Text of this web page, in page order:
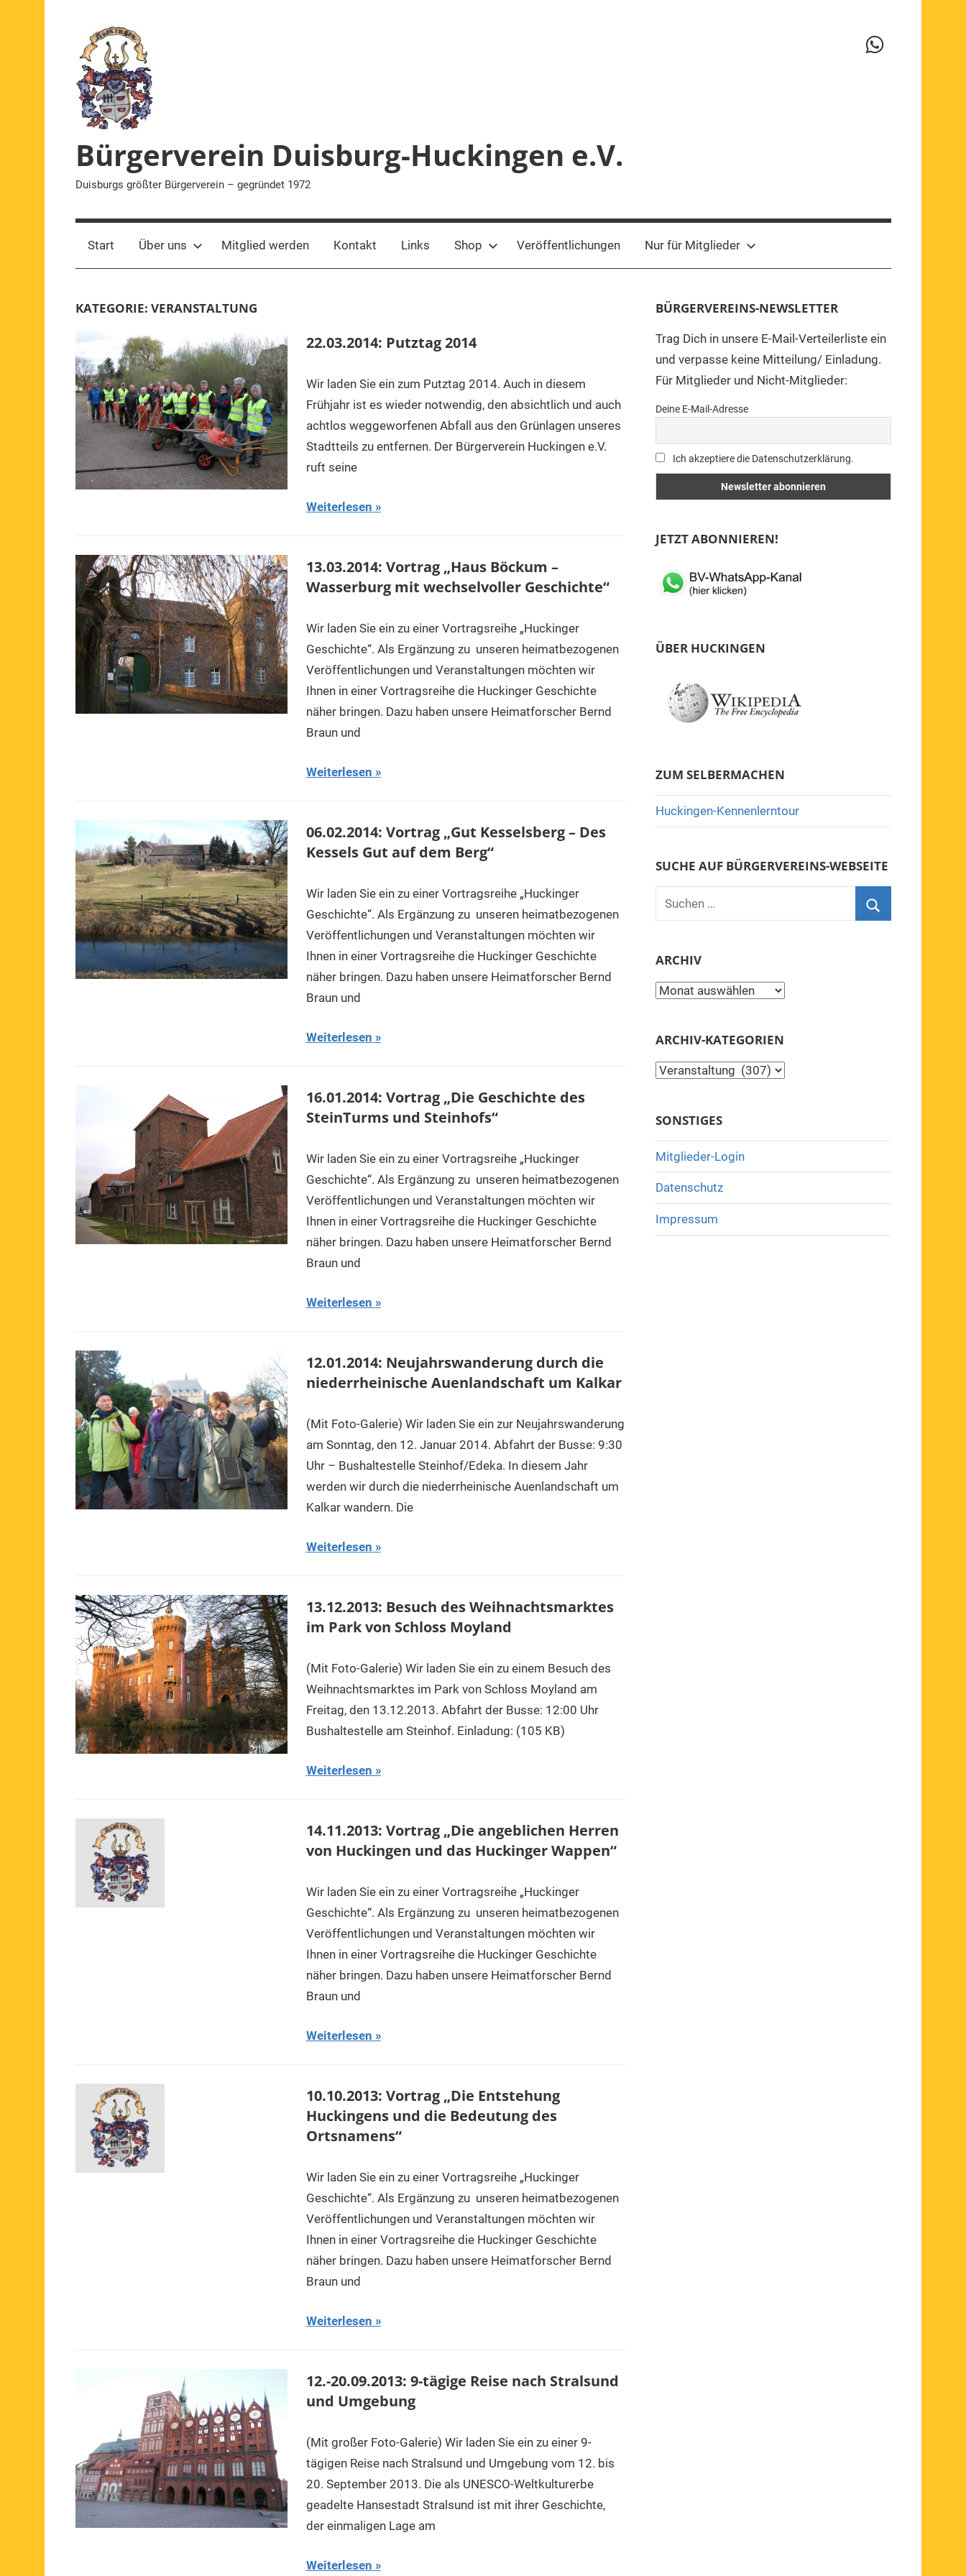
Bürgerverein Duisburg-Huckingen e.V.
Duisburgs größter Bürgerverein – gegründet 1972
WhatsApp-
Start Über uns Mitglied werden Kontakt Links Shop Veröffentlichungen Nur für Mitglieder
KATEGORIE: VERANSTALTUNG
22.03.2014: Putztag 2014
Wir laden Sie ein zum Putztag 2014. Auch in diesem
Frühjahr ist es wieder notwendig, den absichtlich und auch
achtlos weggeworfenen Abfall aus den Grünlagen unseres
Stadtteils zu entfernen. Der Bürgerverein Huckingen e.V.
ruft seine
Weiterlesen
13.03.2014: Vortrag „Haus Böckum –
Wasserburg mit wechselvoller Geschichte“
Wir laden Sie ein zu einer Vortragsreihe „Huckinger
Geschichte“. Als Ergänzung zu unseren heimatbezogenen
Veröffentlichungen und Veranstaltungen möchten wir
Ihnen in einer Vortragsreihe die Huckinger Geschichte
näher bringen. Dazu haben unsere Heimatforscher Bernd
Braun und
Weiterlesen
06.02.2014: Vortrag „Gut Kesselsberg – Des
Kessels Gut auf dem Berg“
Wir laden Sie ein zu einer Vortragsreihe „Huckinger
Geschichte“. Als Ergänzung zu unseren heimatbezogenen
Veröffentlichungen und Veranstaltungen möchten wir
Ihnen in einer Vortragsreihe die Huckinger Geschichte
näher bringen. Dazu haben unsere Heimatforscher Bernd
Braun und
Weiterlesen
16.01.2014: Vortrag „Die Geschichte des
SteinTurms und Steinhofs“
Wir laden Sie ein zu einer Vortragsreihe „Huckinger
Geschichte“. Als Ergänzung zu unseren heimatbezogenen
Veröffentlichungen und Veranstaltungen möchten wir
Ihnen in einer Vortragsreihe die Huckinger Geschichte
näher bringen. Dazu haben unsere Heimatforscher Bernd
Braun und
Weiterlesen
12.01.2014: Neujahrswanderung durch die
niederrheinische Auenlandschaft um Kalkar
(Mit Foto-Galerie) Wir laden Sie ein zur Neujahrswanderung
am Sonntag, den 12. Januar 2014. Abfahrt der Busse: 9:30
Uhr – Bushaltestelle Steinhof/Edeka. In diesem Jahr
werden wir durch die niederrheinische Auenlandschaft um
Kalkar wandern. Die
Weiterlesen
13.12.2013: Besuch des Weihnachtsmarktes
im Park von Schloss Moyland
(Mit Foto-Galerie) Wir laden Sie ein zu einem Besuch des
Weihnachtsmarktes im Park von Schloss Moyland am
Freitag, den 13.12.2013. Abfahrt der Busse: 12:00 Uhr
Bushaltestelle am Steinhof. Einladung: (105 KB)
Weiterlesen
14.11.2013: Vortrag „Die angeblichen Herren
von Huckingen und das Huckinger Wappen“
Wir laden Sie ein zu einer Vortragsreihe „Huckinger
Geschichte“. Als Ergänzung zu unseren heimatbezogenen
Veröffentlichungen und Veranstaltungen möchten wir
Ihnen in einer Vortragsreihe die Huckinger Geschichte
näher bringen. Dazu haben unsere Heimatforscher Bernd
Braun und
Weiterlesen
10.10.2013: Vortrag „Die Entstehung
Huckingens und die Bedeutung des
Ortsnamens“
Wir laden Sie ein zu einer Vortragsreihe „Huckinger
Geschichte“. Als Ergänzung zu unseren heimatbezogenen
Veröffentlichungen und Veranstaltungen möchten wir
Ihnen in einer Vortragsreihe die Huckinger Geschichte
näher bringen. Dazu haben unsere Heimatforscher Bernd
Braun und
Weiterlesen
12.-20.09.2013: 9-tägige Reise nach Stralsund
und Umgebung
(Mit großer Foto-Galerie) Wir laden Sie ein zu einer 9-
tägigen Reise nach Stralsund und Umgebung vom 12. bis
20. September 2013. Die als UNESCO-Weltkulturerbe
geadelte Hansestadt Stralsund ist mit ihrer Geschichte,
der einmaligen Lage am
Weiterlesen
BÜRGERVEREINS-NEWSLETTER
Trag Dich in unsere E-Mail-Verteilerliste ein
und verpasse keine Mitteilung/ Einladung.
Für Mitglieder und Nicht-Mitglieder:
Deine E-Mail-Adresse
Ich akzeptiere die Datenschutzerklärung.
JETZT ABONNIEREN!
ÜBER HUCKINGEN
ZUM SELBERMACHEN
Huckingen-Kennenlerntour
SUCHE AUF BÜRGERVEREINS-WEBSEITE
Suchen
nach:
ARCHIV
Archiv
ARCHIV-KATEGORIEN
Archiv-
SONSTIGES
Mitglieder-Login
Datenschutz
Impressum